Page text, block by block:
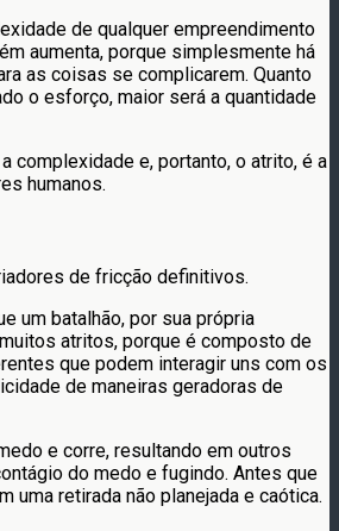
de qualquer empreendimento
aumenta, porque simplesmente há
as coisas se complicarem. Quanto
o esforço, maior será a quantidade
complexidade e, portanto, o atrito, é a
humanos.
de fricção definitivos.
um batalhão, por sua própria
atritos, porque é composto de
que podem interagir uns com os
de maneiras geradoras de
e corre, resultando em outros
do medo e fugindo. Antes que
uma retirada não planejada e caótica.